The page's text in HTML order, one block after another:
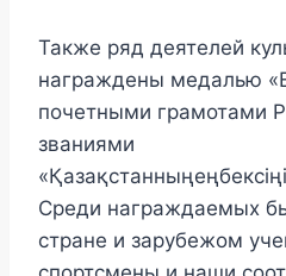
Также ряд деятелей
награждены медалью
почетными грамотами
званиями
Среди награждаемых
стране и зарубежом